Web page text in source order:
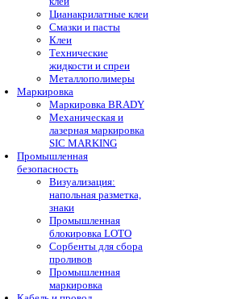
Цианакрилатные клеи
Смазки и пасты
Клеи
Технические
жидкости и спреи
Металлополимеры
Маркировка
Маркировка BRADY
Механическая и
лазерная маркировка
SIC MARKING
Промышленная
безопасность
Визуализация:
напольная разметка,
знаки
Промышленная
блокировка LOTO
Сорбенты для сбора
проливов
Промышленная
маркировка